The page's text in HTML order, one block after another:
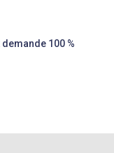
100 %